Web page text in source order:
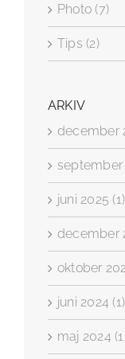
Photo (7)
Tips (2)
ARKIV
december
september
juni 2025 (1)
december
oktober
juni 2024 (1)
maj 2024